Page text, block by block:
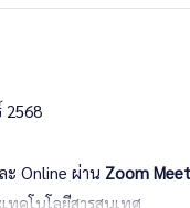
Online ผ่าน Zoom
คโนโลยีสารสนเทศ